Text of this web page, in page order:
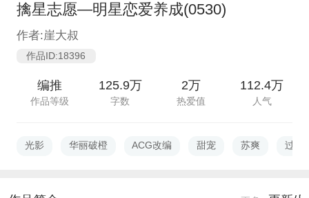
擒星志愿—明星恋爱养成(0530)
作者:崖大叔
作品ID:18396
编推
作品等级
125.9万
字数
2万
热爱值
112.4万
人气
光影 华丽破橙 ACG改编 甜宠 苏爽 过审